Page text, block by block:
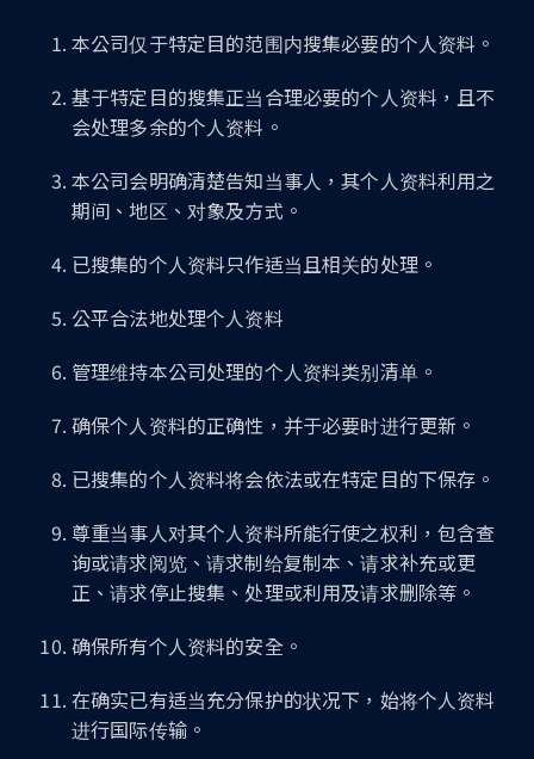
本公司仅于特定目的范围内搜集必要的个人资料。
基于特定目的搜集正当合理必要的个人资料，且不
会处理多余的个人资料。
本公司会明确清楚告知当事人，其个人资料利用之
期间、地区、对象及方式。
已搜集的个人资料只作适当且相关的处理。
公平合法地处理个人资料
管理维持本公司处理的个人资料类别清单。
确保个人资料的正确性，并于必要时进行更新。
已搜集的个人资料将会依法或在特定目的下保存。
尊重当事人对其个人资料所能行使之权利，包含查
询或请求阅览、请求制给复制本、请求补充或更
正、请求停止搜集、处理或利用及请求删除等。
确保所有个人资料的安全。
在确实已有适当充分保护的状况下，始将个人资料
进行国际传输。